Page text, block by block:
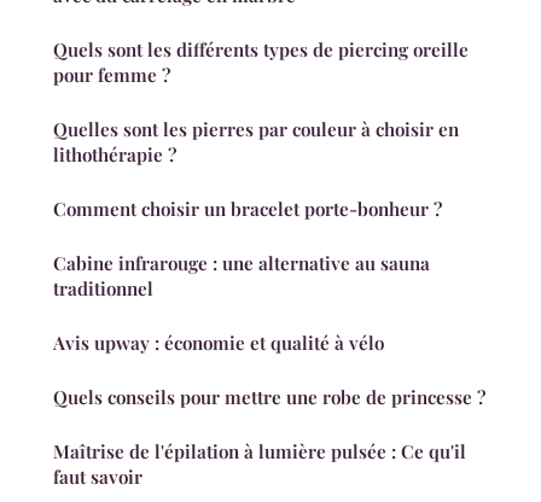
Quels sont les différents types de piercing oreille
pour femme ?
Quelles sont les pierres par couleur à choisir en
lithothérapie ?
Comment choisir un bracelet porte-bonheur ?
Cabine infrarouge : une alternative au sauna
traditionnel
Avis upway : économie et qualité à vélo
Quels conseils pour mettre une robe de princesse ?
Maîtrise de l'épilation à lumière pulsée : Ce qu'il
faut savoir